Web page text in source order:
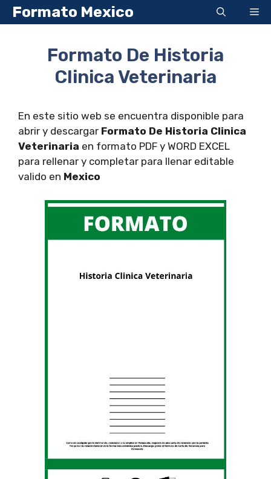
Saltar
al
Formato Mexico
Formato De Historia
Clinica Veterinaria
En este sitio web se encuentra disponible para
abrir y descargar Formato De Historia Clinica
Veterinaria en formato PDF y WORD EXCEL
para rellenar y completar para llenar editable
valido en Mexico